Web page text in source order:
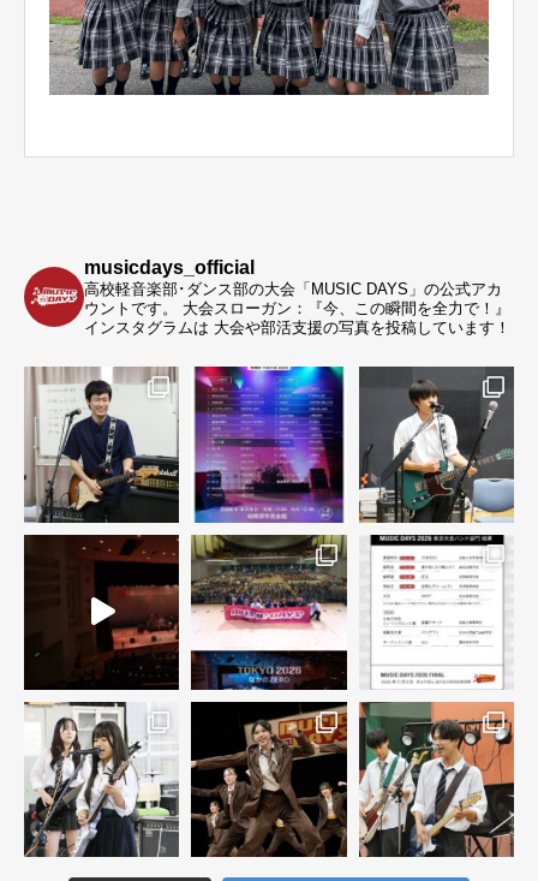
musicdays_official
高校軽音楽部･ダンス部の大会「MUSIC DAYS」の公式アカ
ウントです。
大会スローガン：『今、この瞬間を全力で！』
インスタグラムは 大会や部活支援の写真を投稿しています！